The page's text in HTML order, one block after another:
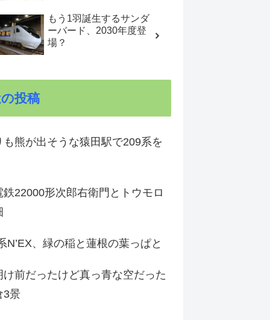
もう1羽誕生するサンダ
ーバード、2030年度登
場？
投稿
も熊が出そうな猿田駅で209系を
鉄22000形次郎右衛門とトウモロ
N’EX、緑の稲と蓮根の葉っぱと
け前だったけど真っ青な空だった
3景